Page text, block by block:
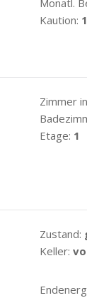
Monatl.
Kaution:
Zimmer
Etage: 1
Zustand:
Keller: